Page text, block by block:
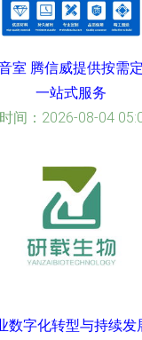
室 腾信威提供按需
一站式服务
间：2026-08-04
数字化转型与持续发